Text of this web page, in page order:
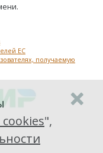
ЕС
получаемую
",